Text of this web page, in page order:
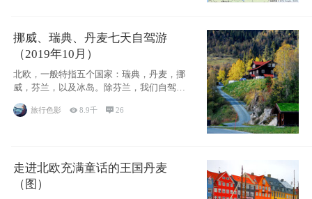
挪威、瑞典、丹麦七天自驾游
（2019年10月）
北欧，一般特指五个国家：瑞典，丹麦，挪
威，芬兰，以及冰岛。除芬兰，我们自驾游
旅行色影 8.9千 26
走进北欧充满童话的王国丹麦
（图）